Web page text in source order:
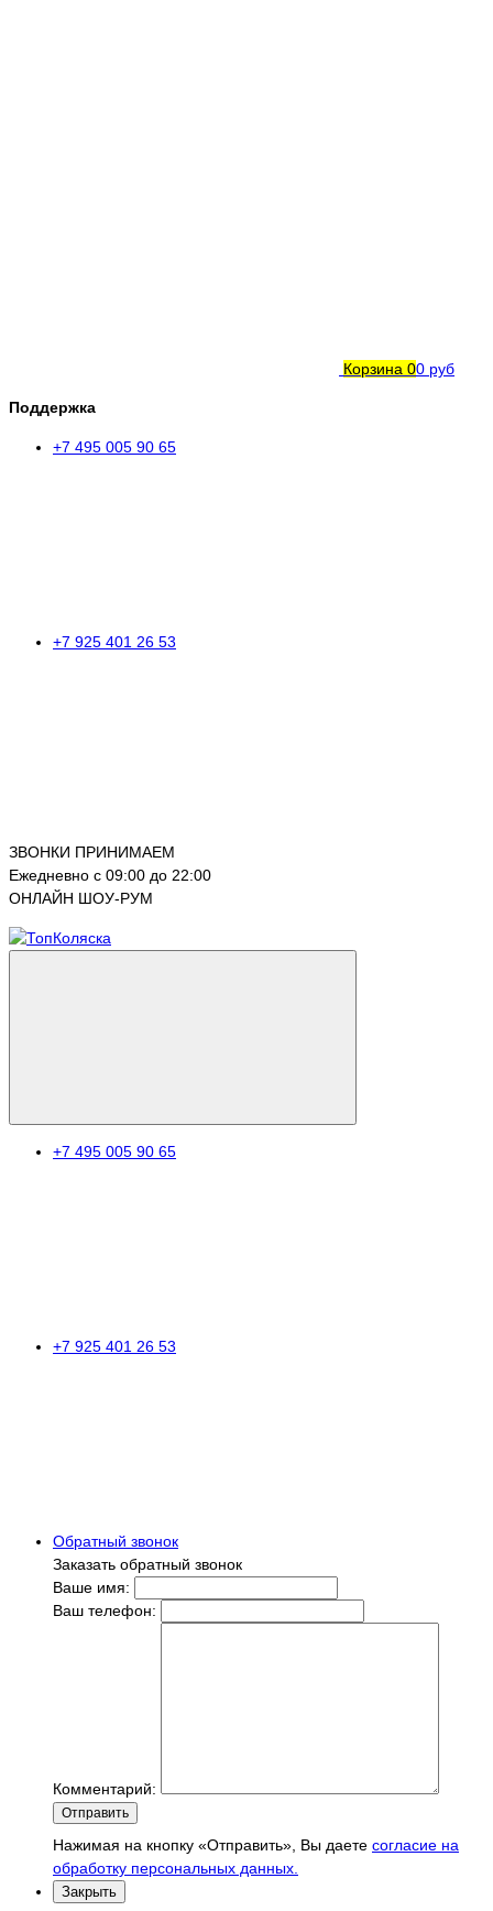
Корзина 00 руб
Поддержка
+7 495 005 90 65
+7 925 401 26 53
ЗВОНКИ ПРИНИМАЕМ
Ежедневно с 09:00 до 22:00
ОНЛАЙН ШОУ-РУМ
+7 495 005 90 65
+7 925 401 26 53
Обратный звонок
Заказать обратный звонок
Ваше имя:
Ваш телефон:
Комментарий:
Отправить
Нажимая на кнопку «Отправить», Вы даете согласие на
обработку персональных данных.
Закрыть